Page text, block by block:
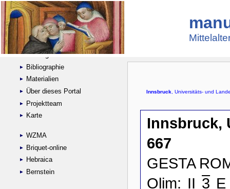
Suche
Handschriftensammlungen
Digitalisierte Handschriften
Kataloge
Bibliographie
Materialien
Über dieses Portal
Projektteam
Karte
WZMA
Briquet-online
Hebraica
Bernstein